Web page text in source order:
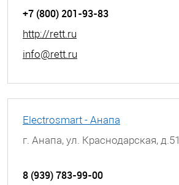
+7 (800) 201-93-83
http://rett.ru
info@rett.ru
Electrosmart - Анапа
г. Анапа, ул. Краснодарская, д.51
8 (939) 783-99-00